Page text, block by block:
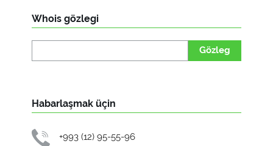
Whois gözlegi
Gözleg
Habarlaşmak üçin
+993 (12) 95-55-96